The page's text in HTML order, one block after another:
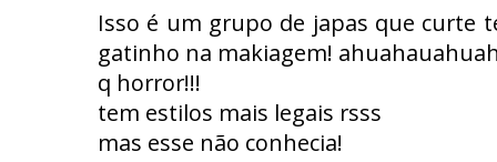
Isso é um grupo de japas que curte
gatinho na makiagem!
q horror!!!
tem estilos mais legais rsss
mas esse não conhecia!